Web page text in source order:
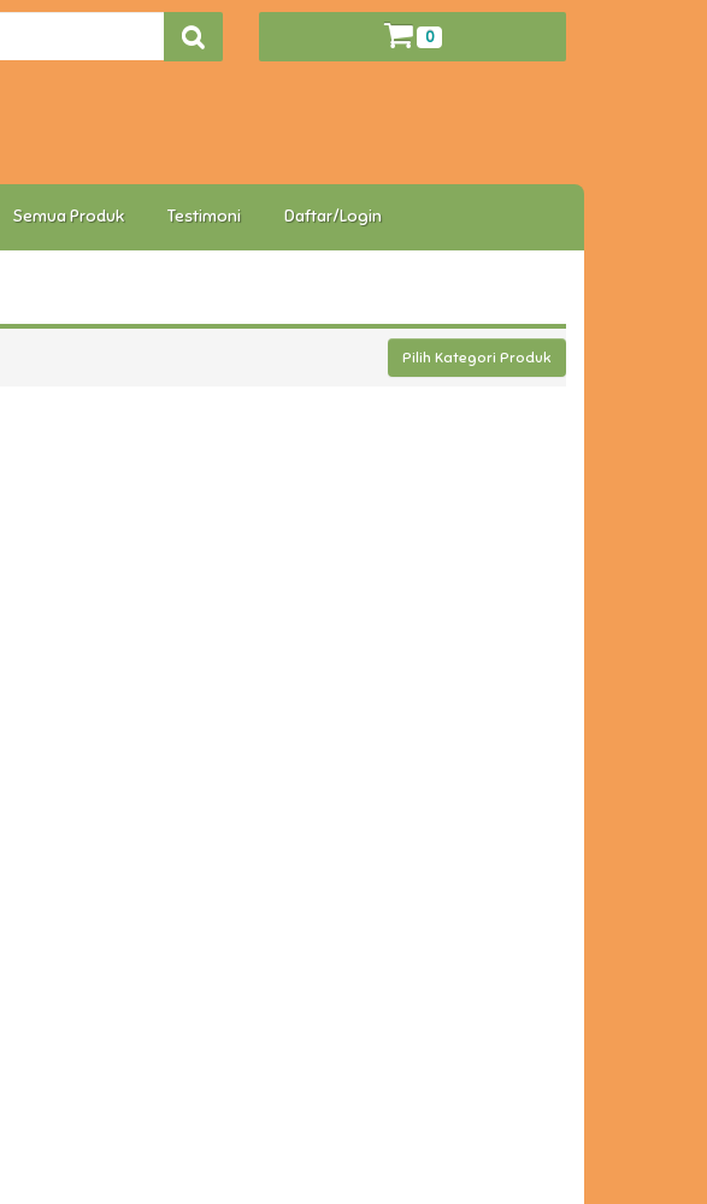
0
Semua Produk Testimoni Daftar/Login
Pilih Kategori Produk